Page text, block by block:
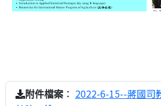
附件檔案： 2022-6-15--蔣國司